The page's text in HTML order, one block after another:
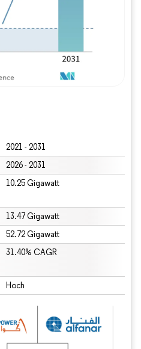
2021 - 2031
2026 - 2031
10.25 Gigawatt
13.47 Gigawatt
52.72 Gigawatt
31.40% CAGR
Hoch
erfordert Namensnennung